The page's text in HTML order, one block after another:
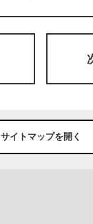
サイトマップを開く